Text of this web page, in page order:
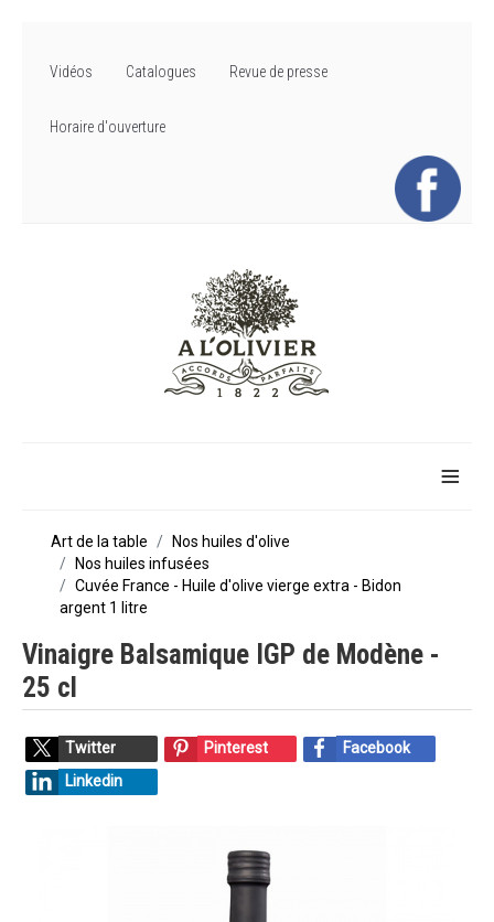
Vidéos Catalogues Revue de presse
Horaire d'ouverture
≡
Art de la table
Nos huiles d'olive
Nos huiles infusées
Cuvée France - Huile d'olive vierge extra - Bidon
argent 1 litre
Vinaigre Balsamique IGP de Modène -
25 cl
Twitter Pinterest
Facebook
Linkedin